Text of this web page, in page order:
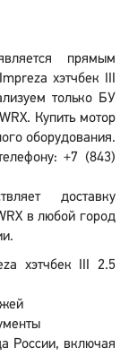
прямым
хэтчбек III
только БУ
Купить мотор
оборудования.
+7 (843)
доставку
в любой город
хэтчбек III 2.5
России, включая